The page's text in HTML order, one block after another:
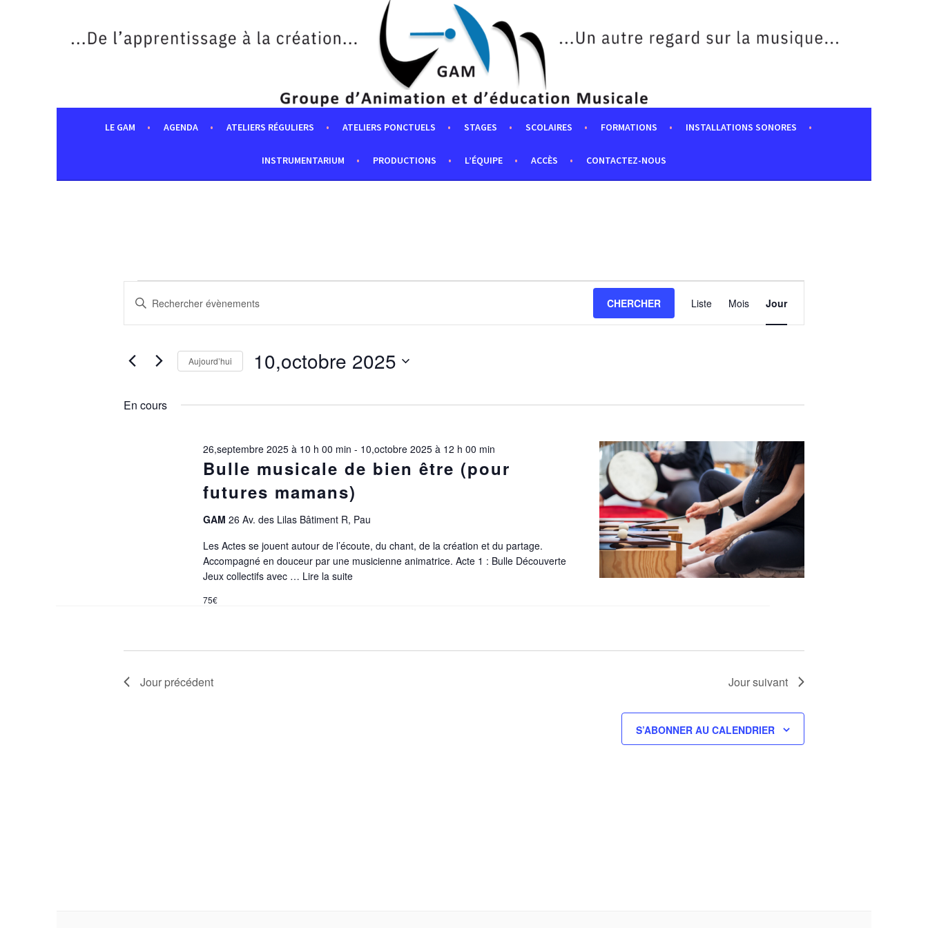
contenu
LE GAM AGENDA ATELIERS RÉGULIERS ATELIERS PONCTUELS STAGES SCOLAIRES FORMATIONS INSTALLATIONS SONORES
INSTRUMENTARIUM PRODUCTIONS L’ÉQUIPE ACCÈS CONTACTEZ-NOUS
ÉVÈNEMENTS
FOR
10,OCTOBRE
RECHERCHE
ET
NAVIGATION
VUES
ÉVÈNEMENTS
Saisir
Évènements
clé.
CHERCHER
DE
VUES
Liste Mois Jour
Aujourd’hui 10,octobre 2025
En cours
Bulle musicale de bien être (pour
futures mamans)
26,septembre 2025 à 10 h 00 min - 10,octobre 2025 à 12 h 00 min
GAM 26 Av. des Lilas Bâtiment R, Pau
Les Actes se jouent autour de l’écoute, du chant, de la création et du partage.
Accompagné en douceur par une musicienne animatrice. Acte 1 : Bulle Découverte
Jeux collectifs avec … Lire la suiteBulle
(pour
75€
Jour précédent Jour suivant
S’ABONNER AU CALENDRIER